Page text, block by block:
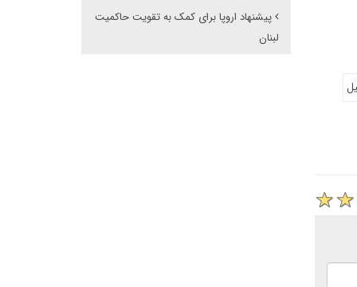
پیشنهاد اروپا برای کمک به تقویت حاکمیت
لبنان